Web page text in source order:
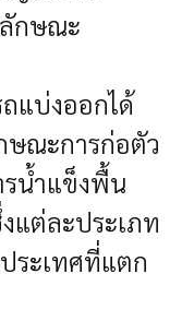
กษณะ
แบ่งออกได้
ษณะการก่อตัว
น้ำแข็งพื้น
แต่ละประเภท
ะเทศที่แตก